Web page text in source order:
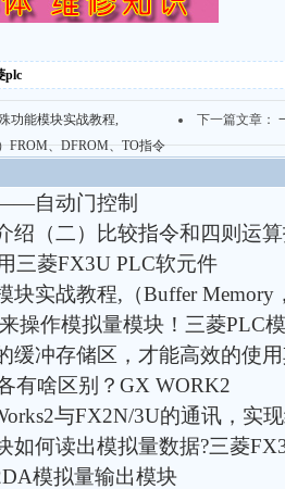
plc
功能模块实战教程,
FROM、DFROM、TO指令
下一篇文章：
自动门控制
绍（二）比较指令和四则运
三菱FX3U PLC软元件
块实战教程,（Buffer
操作模拟量模块！三菱PLC
缓冲存储区，才能高效的使
有啥区别？GX WORK2
与FX2N/3U的通讯，实
如何读出模拟量数据?三菱
模拟量输出模块